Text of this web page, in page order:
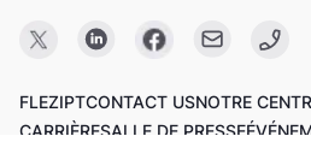
FLEZIPTCONTACT USNOTRE
CARRIÈRESALLE DE PRESSE